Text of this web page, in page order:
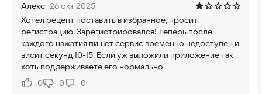
пользователей и не думать что приготовить, смотреть
самые новые рецепты или самые популярные рецепты,
добавлять свои комментарии к рецепту и многое другое.
Что бы не потерялся понравившийся вкусные рецепты вы
можете их добавить в избранные и приготовь позже
самостоятельно.
Алекс 26 окт 2025
Хотел рецепт поставить в избранное, просит
регистрацию. Зарегистрировался! Теперь после
каждого нажатия пишет сервис временно недоступен и
висит секунд 10-15. Если уж выложили приложение так
хоть поддерживаете его нормально
Нравится:
0Не нравится:
0 0